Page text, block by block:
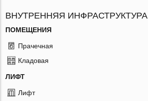
ВНУТРЕННЯЯ ИНФРАСТРУКТУРА
ПОМЕЩЕНИЯ
Прачечная
Кладовая
ЛИФТ
Лифт